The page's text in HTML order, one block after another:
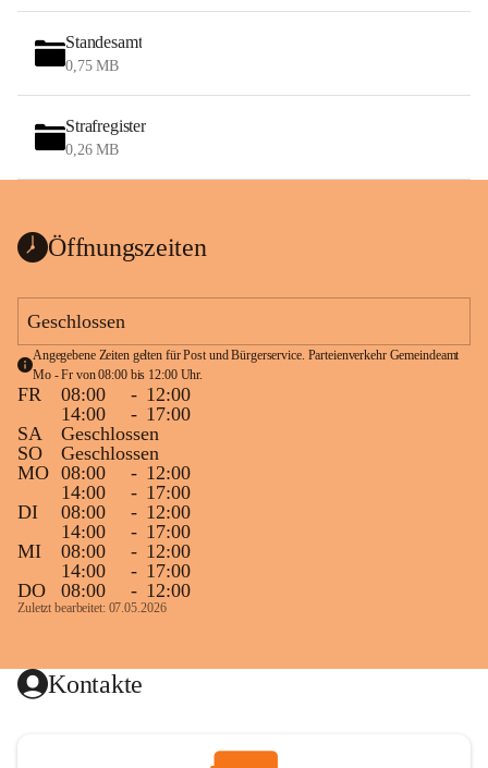
Standesamt
0,75 MB
Strafregister
0,26 MB
Öffnungszeiten
Geschlossen
Angegebene Zeiten gelten für Post und Bürgerservice. Parteienverkehr Gemeindeamt
Mo - Fr von 08:00 bis 12:00 Uhr.
FR 08:00 - 12:00
14:00
- 17:00
SA
Geschlossen
SO
Geschlossen
MO 08:00 - 12:00
14:00
- 17:00
DI
08:00 - 12:00
14:00
- 17:00
MI
08:00 - 12:00
14:00
- 17:00
DO
08:00 - 12:00
Zuletzt bearbeitet: 07.05.2026
Kontakte